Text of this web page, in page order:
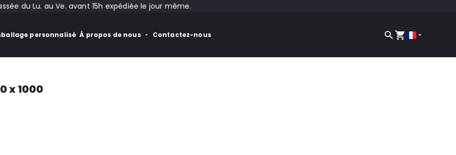
du Lu. au Ve. avant 15h expédiée le jour même.
personnalisé À propos de nous Contactez-nous
x 1000